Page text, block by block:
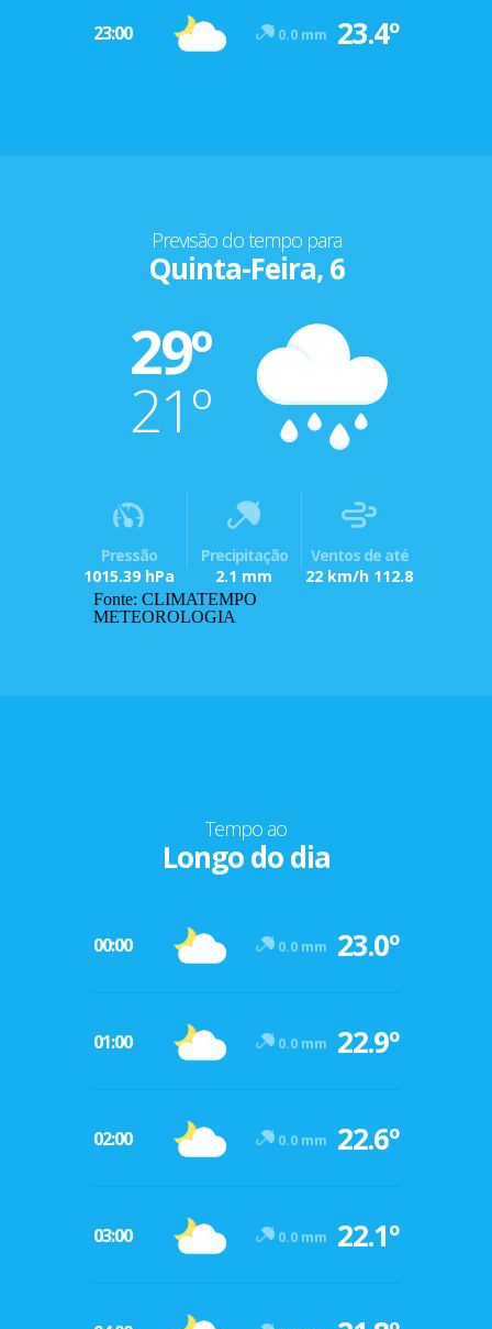
23:00 0.0 mm 23.4º
Previsão do tempo para
Quinta-Feira, 6
29º
21º
Pressão
1015.39 hPa
Precipitação
2.1 mm
Ventos de até
22 km/h 112.8
Fonte: CLIMATEMPO
METEOROLOGIA
Tempo ao
Longo do dia
00:00 0.0 mm 23.0º
01:00 0.0 mm 22.9º
02:00 0.0 mm 22.6º
03:00 0.0 mm 22.1º